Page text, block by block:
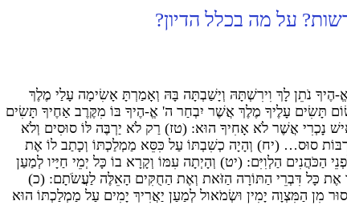
על מה בכלל הדיון?
נֹתֵן לָךְ וִירִשְׁתָּהּ וְיָשַׁבְתָּה בָּהּ וְאָמַרְתָּ אָשִׂימָה עָלַי מֶלֶךְ
תָּשִׂים עָלֶיךָ מֶלֶךְ אֲשֶׁר יִבְחַר ה' אֱ-הֶיךָ בּוֹ מִקֶּרֶב אַחֶיךָ תָּשִׂים
נָכְרִי אֲשֶׁר לֹא אָחִיךָ הוּא: (טז) רַק לֹא יַרְבֶּה לּוֹ סוּסִים וְלֹא
סוּס… (יח) וְהָיָה כְשִׁבְתּוֹ עַל כִּסֵּא מַמְלַכְתּוֹ וְכָתַב לוֹ אֶת
הַכֹּהֲנִים הַלְוִיִּם: (יט) וְהָיְתָה עִמּוֹ וְקָרָא בוֹ כָּל יְמֵי חַיָּיו לְמַעַן
אֶת כָּל דִּבְרֵי הַתּוֹרָה הַזֹּאת וְאֶת הַחֻקִּים הָאֵלֶּה לַעֲשֹׂתָם: (כ)
מִן הַמִּצְוָה יָמִין וּשְׂמֹאול לְמַעַן יַאֲרִיךְ יָמִים עַל מַמְלַכְתּוֹ הוּא